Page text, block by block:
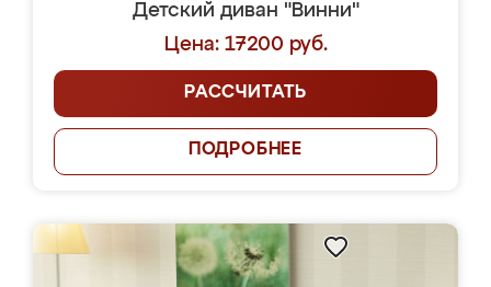
Детский диван "Винни"
Цена: 17200 руб.
РАССЧИТАТЬ
ПОДРОБНЕЕ